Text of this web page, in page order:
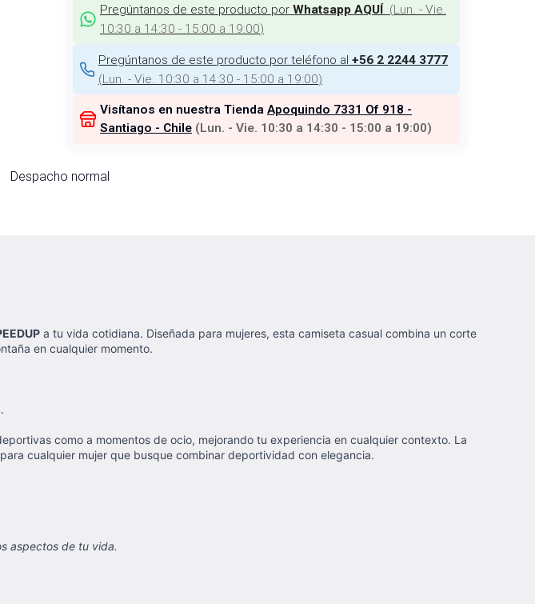
Pregúntanos de este producto por Whatsapp AQUÍ (Lun. - Vie.
10:30 a 14:30 - 15:00 a 19:00)
Pregúntanos de este producto por teléfono al +56 2 2244 3777
(Lun. - Vie. 10:30 a 14:30 - 15:00 a 19:00)
Visítanos en nuestra Tienda Apoquindo 7331 Of 918 -
Santiago - Chile (Lun. - Vie. 10:30 a 14:30 - 15:00 a 19:00)
Despacho normal
a tu vida cotidiana. Diseñada para mujeres, esta camiseta casual combina un corte
en cualquier momento.
como a momentos de ocio, mejorando tu experiencia en cualquier contexto. La
cualquier mujer que busque combinar deportividad con elegancia.
aspectos de tu vida.